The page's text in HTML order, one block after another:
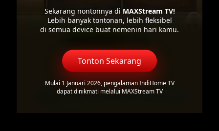
Sekarang nontonnya di MAXStream TV!
Lebih banyak tontonan, lebih fleksibel
di semua device buat nemenin hari kamu.
Tonton Sekarang
Mulai 1 Januari 2026, pengalaman IndiHome TV
dapat dinikmati melalui MAXStream TV